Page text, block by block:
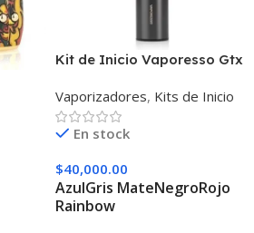
Kit de Inicio Vaporesso Gtx
Vaporizadores, Kits de Inicio
En stock
$40,000.00
AzulGris MateNegroRojo
Rainbow